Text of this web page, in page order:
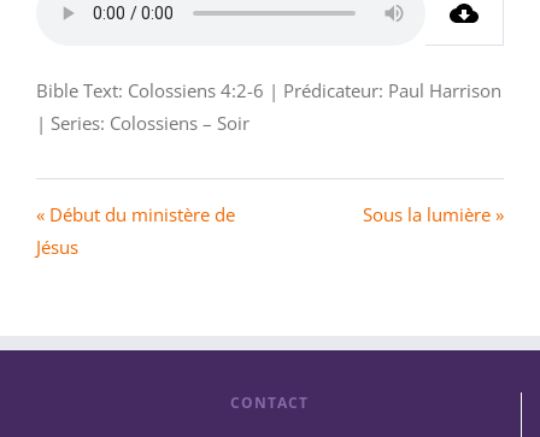
Bible Text: Colossiens 4:2-6 | Prédicateur: Paul Harrison
| Series: Colossiens – Soir
« Début du ministère de
Jésus
Sous la lumière »
CONTACT